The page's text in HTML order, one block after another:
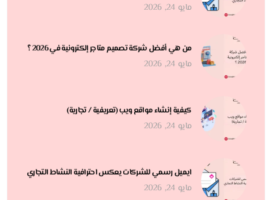
مايو 24, 2026
من هي أفضل شركة تصميم متاجر إلكترونية في 2026 ؟
مايو 24, 2026
كيفية إنشاء مواقع ويب (تعريفية / تجارية)
مايو 24, 2026
ايميل رسمي للشركات يعكس احترافية النشاط التجاري
مايو 24, 2026